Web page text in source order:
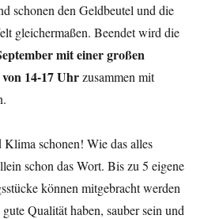
schonen den Geldbeutel und die
gleichermaßen. Beendet wird die
mit einer großen
14-17 Uhrzusammen mit
schonen! Wie das alles
schon das Wort. Bis zu 5 eigene
können mitgebracht werden
Qualität haben, sauber sein und